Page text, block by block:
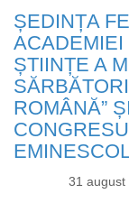
ȘEDINȚA
ȘTIINȚE A
ROMÂNĂ”
31 august